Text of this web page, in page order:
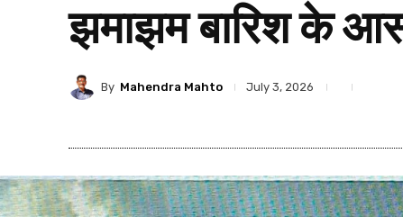
झमाझम बारिश के
By Mahendra Mahto July 3, 2026